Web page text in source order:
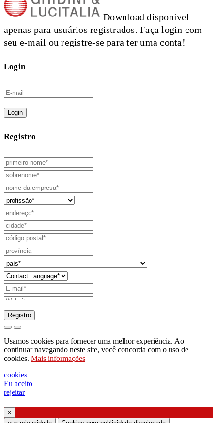
Download disponível
apenas para usuários registrados. Faça login com
seu e-mail ou registre-se para ter uma conta!
Login
Login
Registro
pedido para enviar catálogo
pedido para ser contactado pelo seu
representante de vendas
pedido de suporte ou projeto de iluminação
Solicitação de webinar ou treinamento sobre
Registro
Usamos cookies para fornecer uma melhor experiência. Ao
continuar navegando neste site, você concorda com o uso de
cookies. Mais informações
cookies
Eu aceito
rejeitar
×